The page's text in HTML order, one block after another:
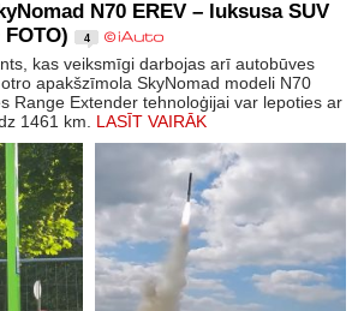
N70 EREV – luksusa SUV
4
kas veiksmīgi darbojas arī autobūves
apakšzīmola SkyNomad modeli N70
Range Extender tehnoloģijai var lepoties ar
1461 km. LASĪT VAIRĀK